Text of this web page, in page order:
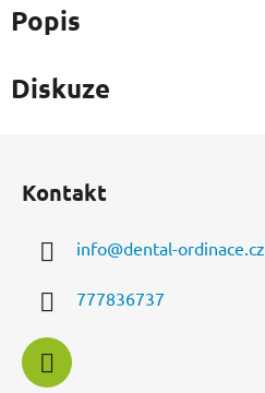
Popis
Diskuze
Kontakt
info@dental-ordinace.cz
777836737